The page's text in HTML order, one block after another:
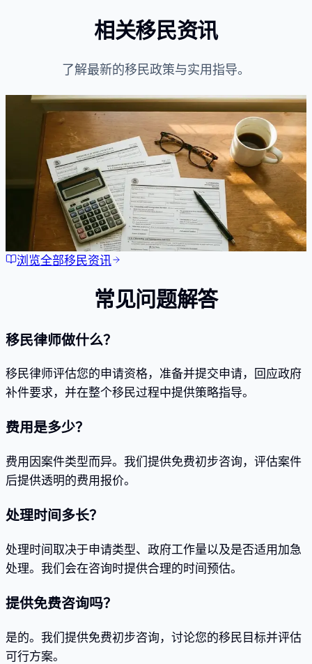
相关移民资讯
了解最新的移民政策与实用指导。
政策动态
2026年USCIS费用上调：申请人须知
移民局宣布2026年4月起实施新的申请费用。我们按签证
类别详细分析变化，帮助您合理规划移民预算。
·5 分钟阅读
阅读文章
浏览全部移民资讯
常见问题解答
移民律师做什么？
移民律师评估您的申请资格，准备并提交申请，回应政府
补件要求，并在整个移民过程中提供策略指导。
费用是多少？
费用因案件类型而异。我们提供免费初步咨询，评估案件
后提供透明的费用报价。
处理时间多长？
处理时间取决于申请类型、政府工作量以及是否适用加急
处理。我们会在咨询时提供合理的时间预估。
提供免费咨询吗？
是的。我们提供免费初步咨询，讨论您的移民目标并评估
可行方案。